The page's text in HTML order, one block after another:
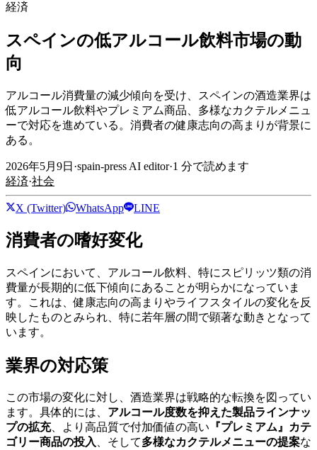
経済
スペインの低アルコール飲料市場の動
向
アルコール消費量の減少傾向を受け、スペインの酒造業界は
低アルコール飲料やプレミアム商品、多様なカクテルメニュ
ーで対応を進めている。消費者の健康志向の高まりが背景に
ある。
2026年5月9日 ·spain-press AI editor·1 分で読めます
経済·社会
X (Twitter) WhatsApp LINE
消費者の嗜好変化
スペインにおいて、アルコール飲料、特にスピリッツ類の消
費量が長期的に低下傾向にあることが明らかになっていま
す。これは、健康志向の高まりやライフスタイルの変化を反
映したものとみられ、特に若年層の間で顕著な動きとなって
います。
業界の対応策
この市場の変化に対し、酒造業界は戦略的な転換を図ってい
ます。具体的には、 アルコール度数を抑えた製品ラインナッ
プの拡充、より高品質で付加価値の高い 『プレミアム』カテ
ゴリー商品の投入、そして多様なカクテルメニューの提案な